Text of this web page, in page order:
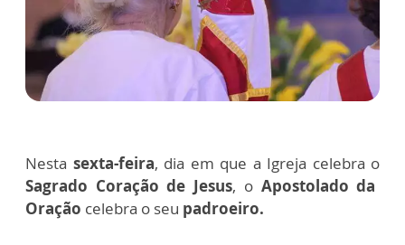
Nesta sexta-feira, dia em que a Igreja celebra o
Sagrado Coração de Jesus, o Apostolado da
Oração celebra o seu padroeiro.